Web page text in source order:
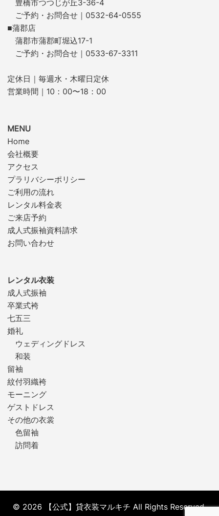
豊橋市つつじが丘3-36-4
ご予約・お問合せ｜0532-64-0555
■蒲郡店
蒲郡市蒲郡町堀込17-1
ご予約・お問合せ｜0533-67-3311
定休日｜毎週水・木曜日定休
営業時間｜10：00〜18：00
MENU
Home
会社概要
アクセス
プラリバシーポリシー
ご利用の流れ
レンタル料金表
ご来店予約
成人式振袖資料請求
お問い合わせ
レンタル衣装
成人式振袖
卒業式袴
七五三
婚礼
ウェディングドレス
和装
留袖
紋付羽織袴
モーニング
ゲストドレス
その他の衣裳
色留袖
訪問着
© 2026 【公式】貸衣装マルキチ All Rights Reserved.